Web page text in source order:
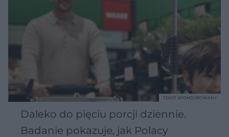
Daleko do pięciu porcji dziennie.
Badanie pokazuje, jak Polacy
TEKST SPONSOROWANY